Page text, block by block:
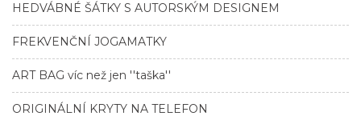
HEDVÁBNÉ ŠÁTKY S AUTORSKÝM DESIGNEM
FREKVENČNÍ JOGAMATKY
ART BAG víc než jen ''taška''
ORIGINÁLNÍ KRYTY NA TELEFON